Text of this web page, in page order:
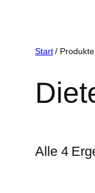
Start/ Produkte
Alle 4